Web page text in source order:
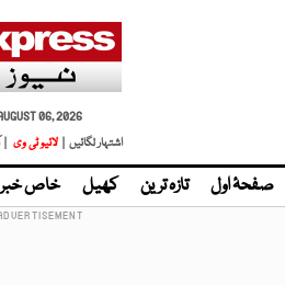
06, 2026
اشتہار لگائیں |
لائیو ٹی وی
صفحۂ اول تازہ ترین کھیل خاص